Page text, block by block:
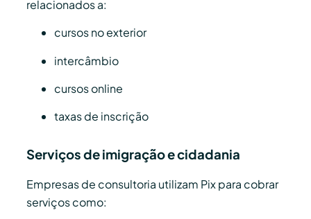
relacionados a:
cursos no exterior
intercâmbio
cursos online
taxas de inscrição
Serviços de imigração e cidadania
Empresas de consultoria utilizam Pix para cobrar
serviços como: